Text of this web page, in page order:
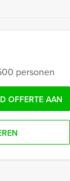
personen
OFFERTE AAN